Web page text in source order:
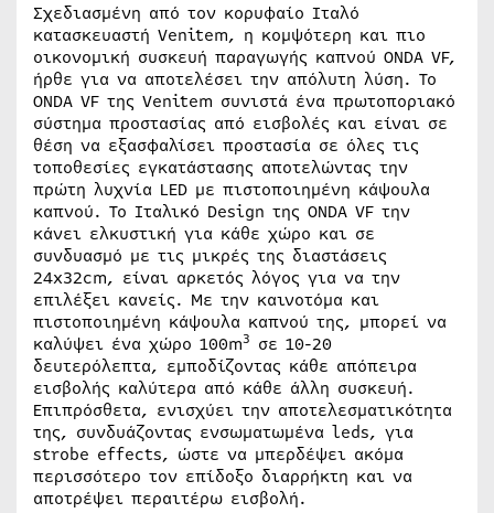
Σχεδιασμένη από τον κορυφαίο Ιταλό
κατασκευαστή Venitem, η κομψότερη και πιο
οικονομική συσκευή παραγωγής καπνού ONDA VF,
ήρθε για να αποτελέσει την απόλυτη λύση. Το
ONDA VF της Venitem συνιστά ένα πρωτοποριακό
σύστημα προστασίας από εισβολές και είναι σε
θέση να εξασφαλίσει προστασία σε όλες τις
τοποθεσίες εγκατάστασης αποτελώντας την
πρώτη λυχνία LED με πιστοποιημένη κάψουλα
καπνού. Το Ιταλικό Design της ONDA VF την
κάνει ελκυστική για κάθε χώρο και σε
συνδυασμό με τις μικρές της διαστάσεις
24x32cm, είναι αρκετός λόγος για να την
επιλέξει κανείς. Με την καινοτόμα και
πιστοποιημένη κάψουλα καπνού της, μπορεί να
καλύψει ένα χώρο 100m3 σε 10-20
δευτερόλεπτα, εμποδίζοντας κάθε απόπειρα
εισβολής καλύτερα από κάθε άλλη συσκευή.
Επιπρόσθετα, ενισχύει την αποτελεσματικότητα
της, συνδυάζοντας ενσωματωμένα leds, για
strobe effects, ώστε να μπερδέψει ακόμα
περισσότερο τον επίδοξο διαρρήκτη και να
αποτρέψει περαιτέρω εισβολή.